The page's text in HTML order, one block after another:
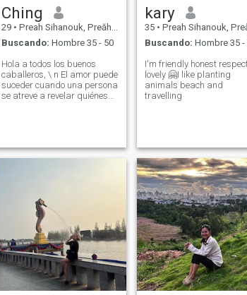
Ching
29 • Preah Sihanouk, Preăh Seihânŭ, Cambolla
Buscando: Hombre 35 - 50
Hola a todos los buenos
caballeros, \ n El amor puede
suceder cuando una persona
se atreve a revelar quiénes
persona está rodeada por
un muro de engaño, Por
pasatiempo es ver películas,
escuchar música, Cocinar,
leer, limpiar la casa, viajar, ir
de compras y me gusta
pasear al perro soy una
persona sincera para amar
con todo tu corazón,
incluyendo mimos
constantes, honesto, nunca
kary
35 • Preah Sihanouk, Preăh Seihânŭ,
Buscando: Hombre 35 -
I'm friendly honest
lovely 🤗I like planting
animals beach and
travelling